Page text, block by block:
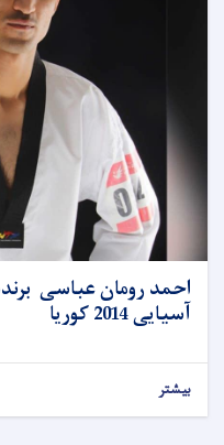
احمد رومان عباسی
آسیایی 2014 کوریا
بیشتر